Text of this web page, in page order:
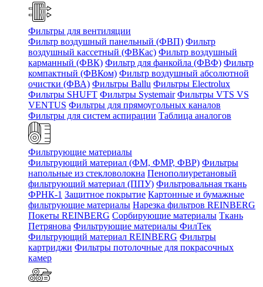
Фильтры для вентиляции
Фильтр воздушный панельный (ФВП) Фильтр
воздушный кассетный (ФВКас) Фильтр воздушный
карманный (ФВК) Фильтр для фанкойла (ФВФ) Фильтр
компактный (ФВКом) Фильтр воздушный абсолютной
очистки (ФВА) Фильтры Ballu Фильтры Electrolux
Фильтры SHUFT Фильтры Systemair Фильтры VTS VS
VENTUS Фильтры для прямоугольных каналов
Фильтры для систем аспирации Таблица аналогов
Фильтрующие материалы
Фильтрующий материал (ФМ, ФМР, ФВР) Фильтры
напольные из стекловолокна Пенополиуретановый
фильтрующий материал (ППУ) Фильтровальная ткань
ФРНК-1 Защитное покрытие Картонные и бумажные
фильтрующие материалы Нарезка фильтров REINBERG
Покеты REINBERG Сорбирующие материалы Ткань
Петрянова Фильтрующие материалы ФилТек
Фильтрующий материал REINBERG Фильтры
картриджи Фильтры потолочные для покрасочных
камер